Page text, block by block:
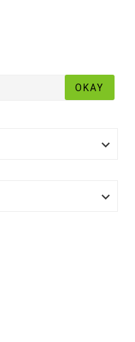
OKAY

